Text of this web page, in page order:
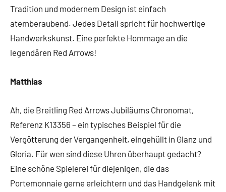
Tradition und modernem Design ist einfach
atemberaubend. Jedes Detail spricht für hochwertige
Handwerkskunst. Eine perfekte Hommage an die
legendären Red Arrows!
Matthias
Ah, die Breitling Red Arrows Jubiläums Chronomat,
Referenz K13356 – ein typisches Beispiel für die
Vergötterung der Vergangenheit, eingehüllt in Glanz und
Gloria. Für wen sind diese Uhren überhaupt gedacht?
Eine schöne Spielerei für diejenigen, die das
Portemonnaie gerne erleichtern und das Handgelenk mit